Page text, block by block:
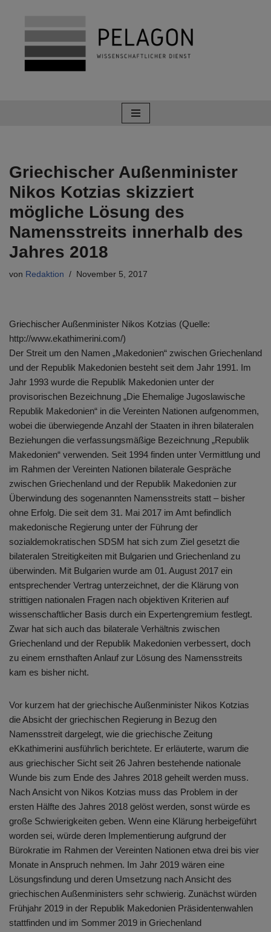
Zum
Inhalt
springen
Griechischer Außenminister
Nikos Kotzias skizziert
mögliche Lösung des
Namensstreits innerhalb des
Jahres 2018
von Redaktion November 5, 2017
Griechischer Außenminister Nikos Kotzias (Quelle:
http://www.ekathimerini.com/)
Der Streit um den Namen „Makedonien“ zwischen Griechenland
und der Republik Makedonien besteht seit dem Jahr 1991. Im
Jahr 1993 wurde die Republik Makedonien unter der
provisorischen Bezeichnung „Die Ehemalige Jugoslawische
Republik Makedonien“ in die Vereinten Nationen aufgenommen,
wobei die überwiegende Anzahl der Staaten in ihren bilateralen
Beziehungen die verfassungsmäßige Bezeichnung „Republik
Makedonien“ verwenden. Seit 1994 finden unter Vermittlung und
im Rahmen der Vereinten Nationen bilaterale Gespräche
zwischen Griechenland und der Republik Makedonien zur
Überwindung des sogenannten Namensstreits statt – bisher
ohne Erfolg. Die seit dem 31. Mai 2017 im Amt befindlich
makedonische Regierung unter der Führung der
sozialdemokratischen SDSM hat sich zum Ziel gesetzt die
bilateralen Streitigkeiten mit Bulgarien und Griechenland zu
überwinden. Mit Bulgarien wurde am 01. August 2017 ein
entsprechender Vertrag unterzeichnet, der die Klärung von
strittigen nationalen Fragen nach objektiven Kriterien auf
wissenschaftlicher Basis durch ein Expertengremium festlegt.
Zwar hat sich auch das bilaterale Verhältnis zwischen
Griechenland und der Republik Makedonien verbessert, doch
zu einem ernsthaften Anlauf zur Lösung des Namensstreits
kam es bisher nicht.
Vor kurzem hat der griechische Außenminister Nikos Kotzias
die Absicht der griechischen Regierung in Bezug den
Namensstreit dargelegt, wie die griechische Zeitung
eKkathimerini ausführlich berichtete. Er erläuterte, warum die
aus griechischer Sicht seit 26 Jahren bestehende nationale
Wunde bis zum Ende des Jahres 2018 geheilt werden muss.
Nach Ansicht von Nikos Kotzias muss das Problem in der
ersten Hälfte des Jahres 2018 gelöst werden, sonst würde es
große Schwierigkeiten geben. Wenn eine Klärung herbeigeführt
worden sei, würde deren Implementierung aufgrund der
Bürokratie im Rahmen der Vereinten Nationen etwa drei bis vier
Monate in Anspruch nehmen. Im Jahr 2019 wären eine
Lösungsfindung und deren Umsetzung nach Ansicht des
griechischen Außenministers sehr schwierig. Zunächst würden
Frühjahr 2019 in der Republik Makedonien Präsidentenwahlen
stattfinden und im Sommer 2019 in Griechenland